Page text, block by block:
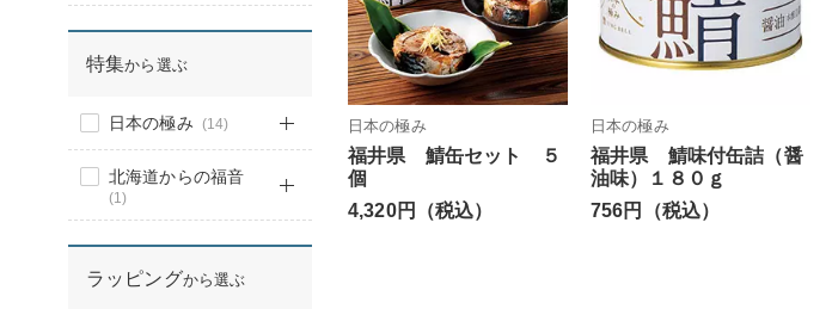
特集から選ぶ
日本の極み (14)
北海道からの福音
(1)
ラッピングから選ぶ
日本の極み
福井県 鯖缶セット ５
個
4,320円（税込）
日本の極み
福井県 鯖味付缶詰（醤
油味）１８０ｇ
756円（税込）